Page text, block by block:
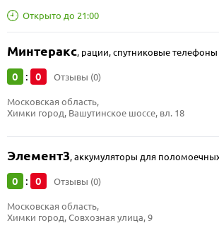
Открыто до 21:00
Минтеракс, рации, спутниковые телефоны
0 : 0 Отзывы (0)
Московская область,
Химки город, Вашутинское шоссе, вл. 18
Элемент3,аккумуляторы для
0 : 0 Отзывы (0)
Московская область,
Химки город, Совхозная улица, 9